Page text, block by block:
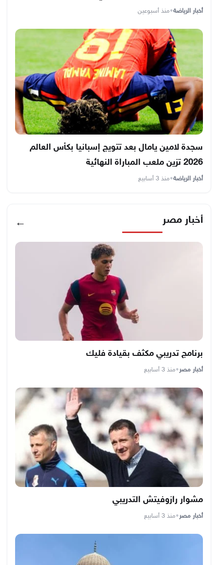
أخبار الرياضة•منذ أسبوعين
سجدة لامين يامال بعد تتويج إسبانيا بكأس العالم
2026 تزين ملعب المباراة النهائية
أخبار الرياضة•منذ 3 أسابيع
أخبار مصر ←
برنامج تدريبي مكثف بقيادة فليك
أخبار مصر•منذ 3 أسابيع
مشوار رازوفيتش التدريبي
أخبار مصر•منذ 3 أسابيع